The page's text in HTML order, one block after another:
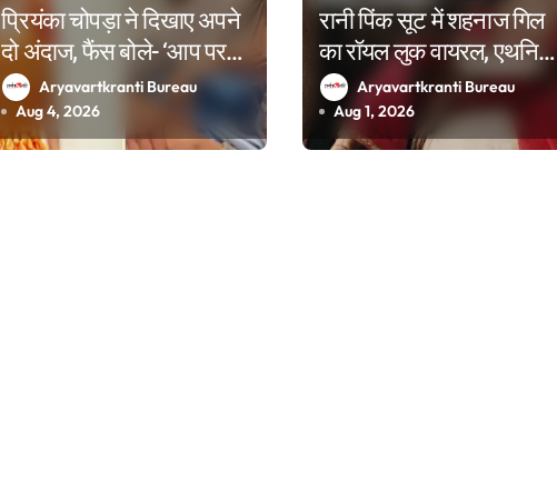
प्रियंका चोपड़ा ने दिखाए अपने
दो अंदाज, फैंस बोले- ‘आप पर
गर्व है’Aryavartkranti Bureau
Aug 4, 2026
रानी पिंक सूट में शहनाज गिल
का रॉयल लुक वायरल, एथनिक
फोटोशूट पर फिदा हुए फैंस
Aryavartkranti Bureau
Aug 1, 2026